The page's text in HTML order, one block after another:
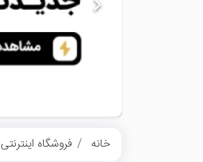
خانه فروشگاه اینترنتی